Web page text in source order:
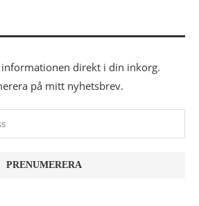
informationen direkt i din inkorg.
på mitt nyhetsbrev.